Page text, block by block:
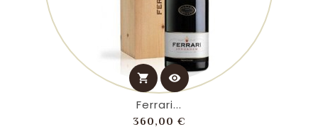
shopping_cart visibility
Ferrari...
360,00 €Prezzo